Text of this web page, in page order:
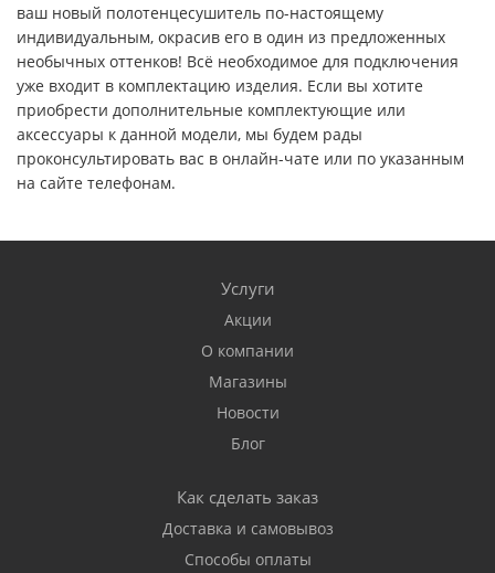
ваш новый полотенцесушитель по-настоящему
индивидуальным, окрасив его в один из предложенных
необычных оттенков! Всё необходимое для подключения
уже входит в комплектацию изделия. Если вы хотите
приобрести дополнительные комплектующие или
аксессуары к данной модели, мы будем рады
проконсультировать вас в онлайн-чате или по указанным
на сайте телефонам.
Услуги
Акции
О компании
Магазины
Новости
Блог
Как сделать заказ
Доставка и самовывоз
Способы оплаты